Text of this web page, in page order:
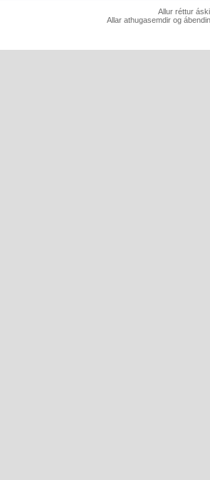
Allur réttur
Allar athugasemdir og